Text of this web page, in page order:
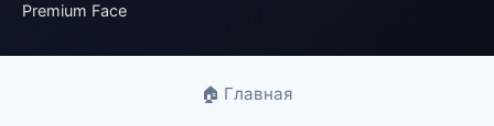
Premium Face
🏠 Главная